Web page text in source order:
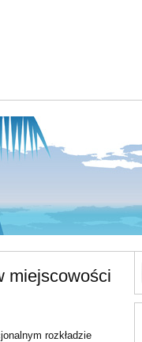
miejscowości
rozkładzie